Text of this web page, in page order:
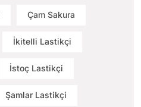
Çam Sakura
İkitelli Lastikçi
İstoç Lastikçi
Şamlar Lastikçi